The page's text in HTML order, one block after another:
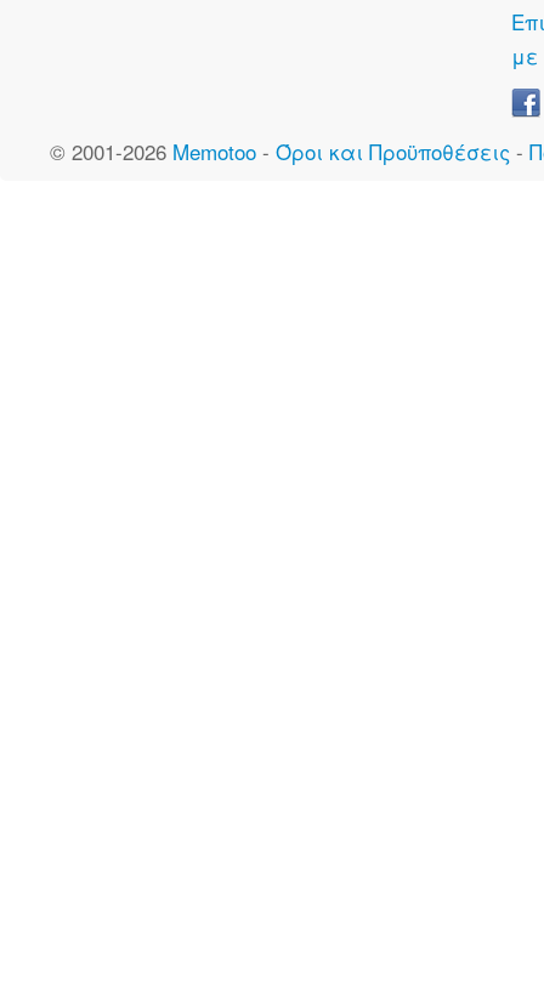
© 2001-2026 Memotoo - Όροι και Προϋποθέσεις -